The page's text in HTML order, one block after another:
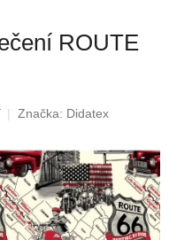
ROUTE
Značka: Didatex